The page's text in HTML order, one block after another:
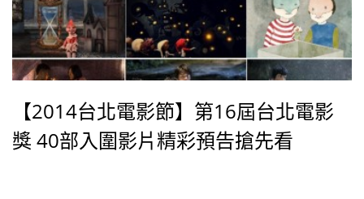
【2014台北電影節】第16屆台北電影
獎 40部入圍影片精彩預告搶先看